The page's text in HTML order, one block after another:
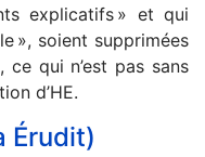
explicatifs » et qui
», soient supprimées
qui n’est pas sans
d’HE.
Érudit)